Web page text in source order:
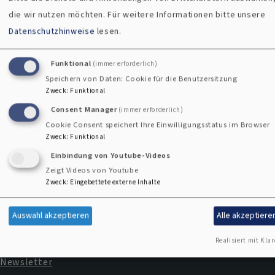
Kircheneintritt
Kontaktformular
Fußbereichsmenü
Impressum
Kontakt
Newsletter
die wir nutzen möchten.Für weitere Informationen bitte unsere
Datenschutzhinweise lesen.
Funktional (immer erforderlich)
Speichern von Daten: Cookie für die Benutzersitzung
Zweck: Funktional
Consent Manager (immer erforderlich)
Cookie Consent speichert Ihre Einwilligungsstatus im Browser
Zweck: Funktional
Einbindung von Youtube-Videos
Zeigt Videos von Youtube
Zweck: Eingebettete externe Inhalte
Auswahl akzeptieren Alle
Realisiert mit